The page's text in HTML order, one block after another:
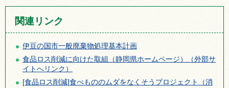
関連リンク
伊豆の国市一般廃棄物処理基本計画
食品ロス削減に向けた取組（静岡県ホームページ）（外部サ
イトへリンク）
[食品ロス削減]食べもののムダをなくそうプロジェクト（消